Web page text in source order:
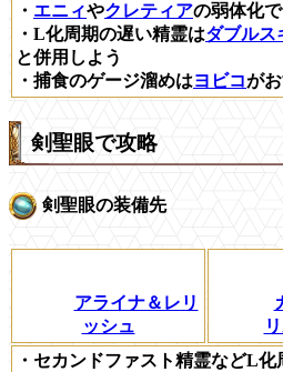
・ エニィやクレティアの弱体化
・L化周期の遅い精霊はダブルス
と併用しよう
・捕食のゲージ溜めはヨビコが
剣聖眼で攻略
剣聖眼の装備先
アライナ＆レリ
ッシュ
・セカンドファスト精霊などL